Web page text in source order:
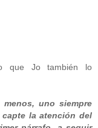
que Jo también lo
menos, uno siempre
la atención del